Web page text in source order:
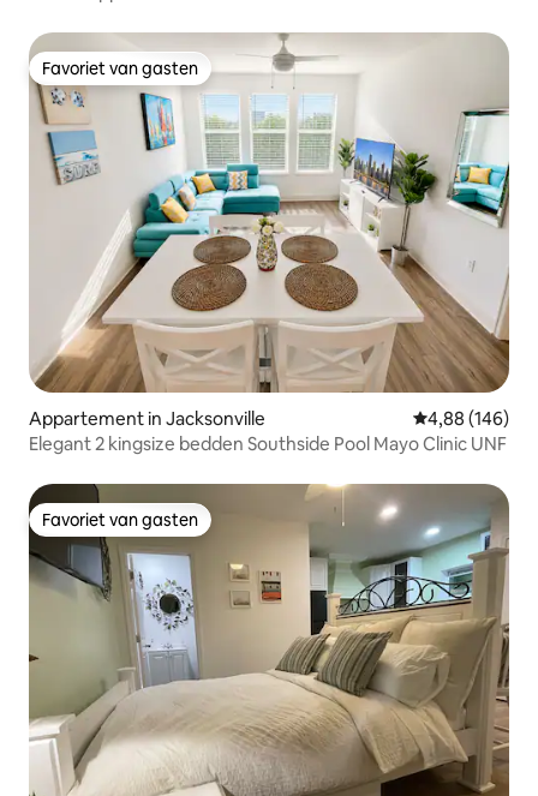
Favoriet van gasten
Favoriet van gasten
Appartement in Jacksonville Gemiddelde
4,88 (146)
Elegant 2 kingsize bedden Southside Pool Mayo Clinic UNF
Favoriet van gasten
Favoriet van gasten